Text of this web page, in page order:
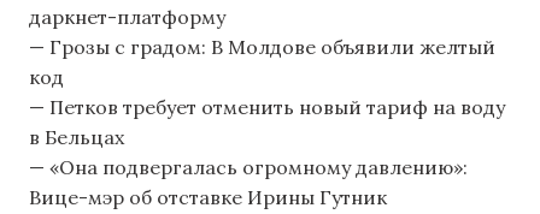
даркнет-платформу
— Грозы с градом: В Молдове объявили желтый
код
— Петков требует отменить новый тариф на воду
в Бельцах
— «Она подвергалась огромному давлению»:
Вице-мэр об отставке Ирины Гутник